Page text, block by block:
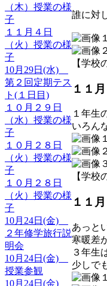
（木）授業の様
子
１１月４日
（火）授業の様
子
10月29日(水)
第２回定期テス
ト(１日目)
１０月２９日
（水）授業の様
子
１０月２８日
（火）授業の様
子
１０月２８日
（火）授業の様
子
10月24日(金)
２年修学旅行説
明会
10月24日(金)
授業参観
10月24日(金)
誰に対
【学校
１１
１年生
いろん
【学校
１１
あっと
寒暖差
３年生
少しで